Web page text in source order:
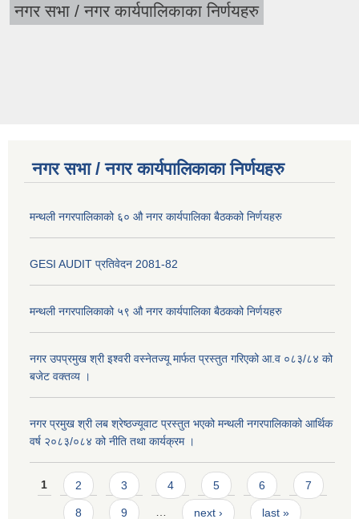
नगर सभा / नगर कार्यपालिकाका निर्णयहरु
नगर सभा / नगर कार्यपालिकाका निर्णयहरु
मन्थली नगरपालिकाको ६० औ नगर कार्यपालिका बैठकको निर्णयहरु
GESI AUDIT प्रतिवेदन 2081-82
मन्थली नगरपालिकाको ५९ औ नगर कार्यपालिका बैठकको निर्णयहरु
नगर उपप्रमुख श्री इश्वरी वस्नेतज्यू मार्फत प्रस्तुत गरिएको आ.व ०८३/८४ को
बजेट वक्तव्य ।
नगर प्रमुख श्री लब श्रेष्ठज्यूवाट प्रस्तुत भएको मन्थली नगरपालिकाको आर्थिक
वर्ष २०८३/०८४ को नीति तथा कार्यक्रम ।
Pages
1 2 3 4 5 6 7
8 9 … next › last »